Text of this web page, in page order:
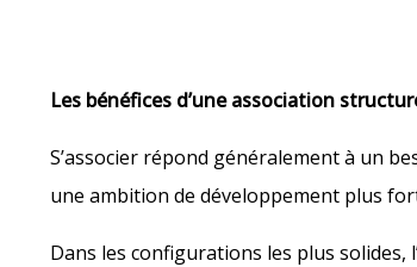
Les bénéfices d’une association
S’associer répond généralement à un
une ambition de développement plus
Dans les configurations les plus